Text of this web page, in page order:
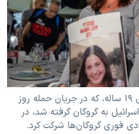
آیلت لوی شاچار، مادر نعامه لوی ۱۹ ساله، که در جریان حمله روز
به گروگان گرفته شد، در
آبان برای آزادی فوری گروگان‌ها شرکت کرد.